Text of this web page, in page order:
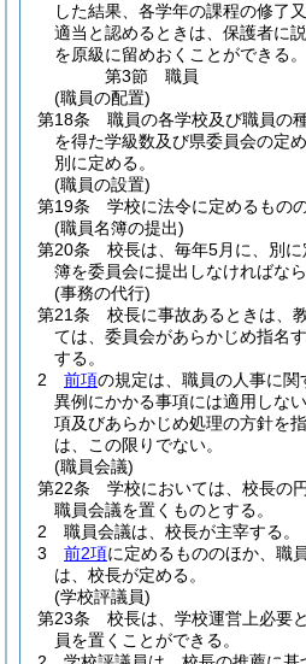
した結果、各学年の課程の修了
適当と認めるときは、保護者に
を原級に留めおくことができる。
第3節
職員
(職員の配置)
第18条
職員の各学校及び職員の
を得た学級数及び県委員会の定
別に定める。
(職員の設置)
第19条
学校に法令に定めるもの
(職員名簿の提出)
第20条
校長は、毎年5月に、別
簿を委員会に提出しなければなら
(事務の代行)
第21条
校長に事故あるときは、
ては、委員会があらかじめ指名
する。
2
前項の規定は、職員の人事に
異例にかかる事項には適用しない
項及びあらかじめ処理の方針を
は、この限りでない。
(職員会議)
第22条
学校においては、校長の
職員会議を置くものとする。
2
職員会議は、校長が主宰する。
3
前2項に定めるもののほか、職
は、校長が定める。
(学校評議員)
第23条
校長は、学校運営上必要
員を置くことができる。